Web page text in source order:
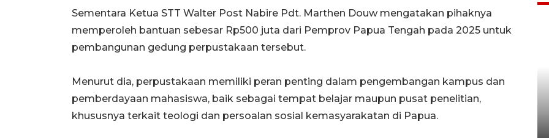
Sementara Ketua STT Walter Post Nabire Pdt. Marthen Douw mengatakan pihaknya
memperoleh bantuan sebesar Rp500 juta dari Pemprov Papua Tengah pada 2025 untuk
pembangunan gedung perpustakaan tersebut.
Menurut dia, perpustakaan memiliki peran penting dalam pengembangan kampus dan
pemberdayaan mahasiswa, baik sebagai tempat belajar maupun pusat penelitian,
khususnya terkait teologi dan persoalan sosial kemasyarakatan di Papua.
KORMI MIMIKA RUTIN GELAR
"CAR FREE DAY" SETIAP